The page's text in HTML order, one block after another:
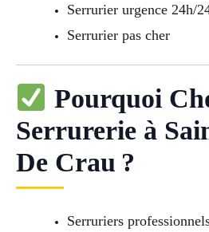
Serrurier urgence 24h/
Serrurier pas cher
Pourquoi
Serrurerie à
De Crau ?
Serruriers